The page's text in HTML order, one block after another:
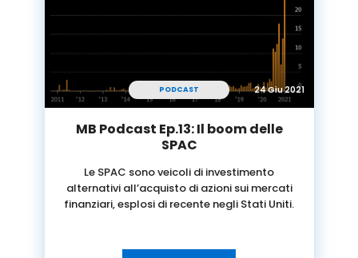
PODCAST 24 Giu 2021
MB Podcast Ep.13: Il boom delle
SPAC
Le SPAC sono veicoli di investimento
alternativi all’acquisto di azioni sui mercati
finanziari, esplosi di recente negli Stati Uniti.